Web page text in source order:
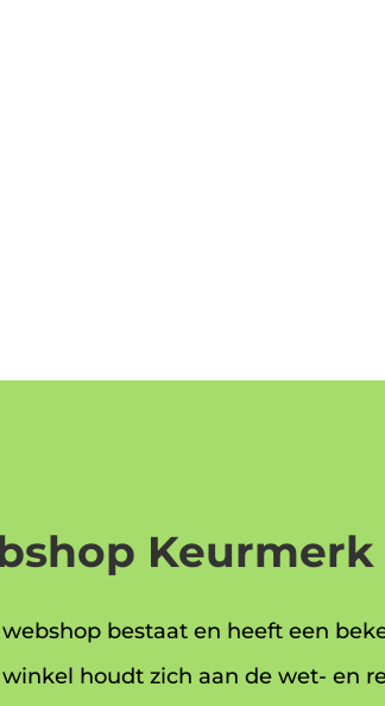
bestaat en heeft een
houdt zich aan de wet- en